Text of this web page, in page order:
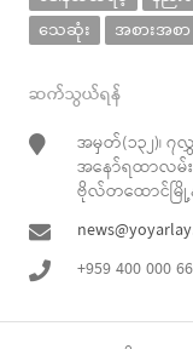
သေဆုံး
အစားအစာ
ဆက်သွယ်ရန်
အမှတ်(၁၃၂)၊ ၇လွှ
အနော်ရထာလမ်
ဗိုလ်တထောင်မြို့
+959 400 000